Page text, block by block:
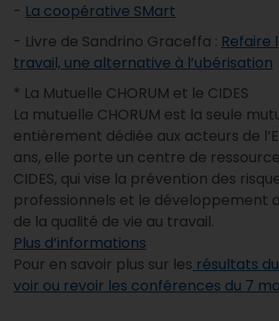
- La coopérative SMart
- Livre de Sandrino Graceffa : Refaire
travail, une alternative à l’ubérisation
* La Mutuelle CHORUM et le CIDES
La mutuelle CHORUM est la seule
entièrement dédiée aux acteurs de
ans, elle porte un centre de
CIDES, qui vise la prévention des
professionnels et le développement
de la qualité de vie au travail.
Plus d’informations
Pour en savoir plus sur les résultats
voir ou revoir les conférences du 7